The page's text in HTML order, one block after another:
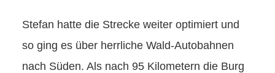
Stefan hatte die Strecke weiter optimiert und
so ging es über herrliche Wald-Autobahnen
nach Süden. Als nach 95 Kilometern die Burg